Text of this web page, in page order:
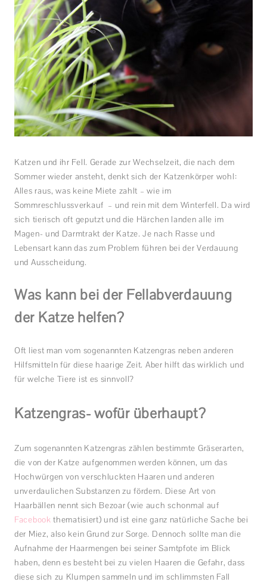
Katzen und ihr Fell. Gerade zur Wechselzeit, die nach dem
Sommer wieder ansteht, denkt sich der Katzenkörper wohl:
Alles raus, was keine Miete zahlt – wie im
Sommreschlussverkauf – und rein mit dem Winterfell. Da wird
sich tierisch oft geputzt und die Härchen landen alle im
Magen- und Darmtrakt der Katze. Je nach Rasse und
Lebensart kann das zum Problem führen bei der Verdauung
und Ausscheidung.
Was kann bei der Fellabverdauung
der Katze helfen?
Oft liest man vom sogenannten Katzengras neben anderen
Hilfsmitteln für diese haarige Zeit. Aber hilft das wirklich und
für welche Tiere ist es sinnvoll?
Katzengras- wofür überhaupt?
Zum sogenannten Katzengras zählen bestimmte Gräserarten,
die von der Katze aufgenommen werden können, um das
Hochwürgen von verschluckten Haaren und anderen
unverdaulichen Substanzen zu fördern. Diese Art von
Haarbällen nennt sich Bezoar (wie auch schonmal auf
Facebookthematisiert) und ist eine ganz natürliche Sache bei
der Miez, also kein Grund zur Sorge. Dennoch sollte man die
Aufnahme der Haarmengen bei seiner Samtpfote im Blick
haben, denn es besteht bei zu vielen Haaren die Gefahr, dass
diese sich zu Klumpen sammeln und im schlimmsten Fall